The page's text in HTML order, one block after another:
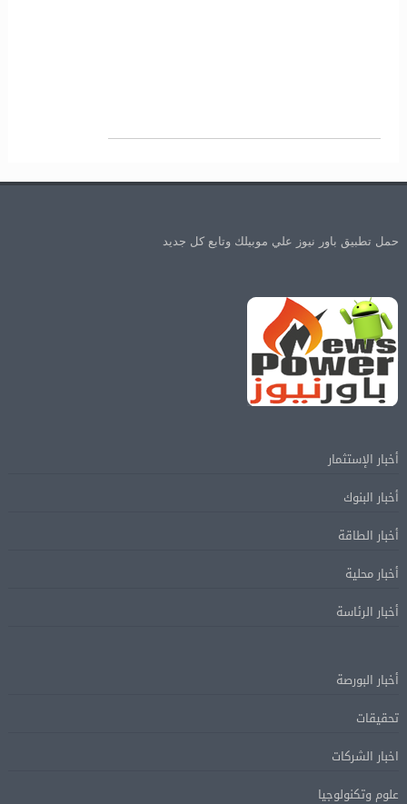
حمل تطبيق باور نيوز علي موبيلك وتابع كل جديد
أخبار الإستثمار
أخبار البنوك
أخبار الطاقة
أخبار محلية
أخبار الرئاسة
أخبار البورصة
تحقيقات
اخبار الشركات
علوم وتكنولوجيا